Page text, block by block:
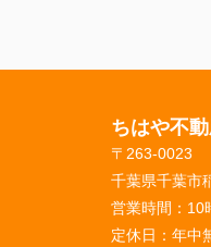
ちはや不
〒263-0023
千葉県千葉市
営業時間： 10
定休日： 年中